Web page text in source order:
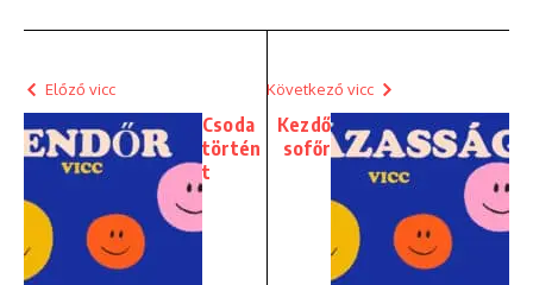
Előző vicc
Csoda
történ
t
Következő vicc
Kezdő
sofőr